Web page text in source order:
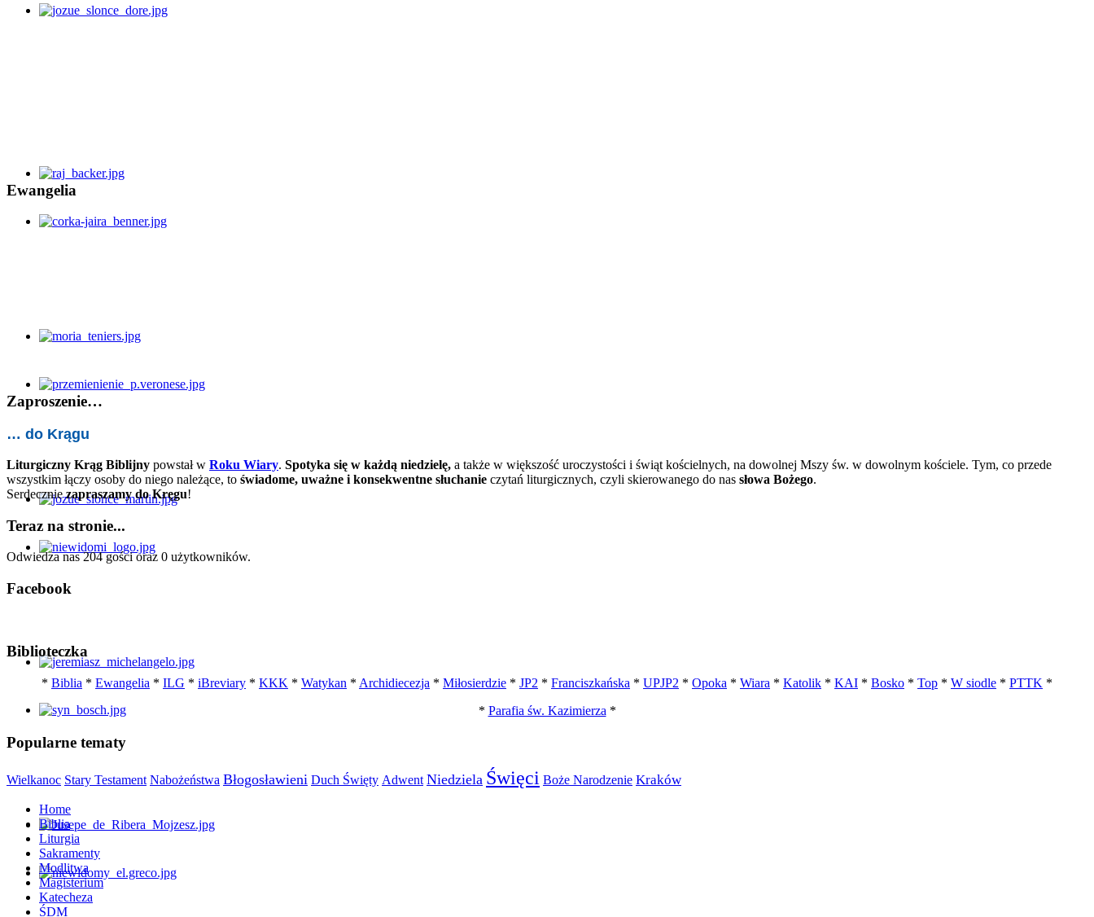
Ewangelia
Zaproszenie…
… do Krągu
Liturgiczny Krąg Biblijny powstał w Roku Wiary. Spotyka się w każdą niedzielę, a także w większość uroczystości i świąt kościelnych, na dowolnej Mszy św. w dowolnym kościele. Tym, co przede
wszystkim łączy osoby do niego należące, to świadome, uważne i konsekwentne słuchanie czytań liturgicznych, czyli skierowanego do nas słowa Bożego.
Serdeczniezapraszamy do Kręgu!
Teraz na stronie...
Odwiedza nas 204 gości oraz 0 użytkowników.
Facebook
Biblioteczka
* Biblia * Ewangelia * ILG * iBreviary * KKK * Watykan * Archidiecezja * Miłosierdzie * JP2 * Franciszkańska * UPJP2 * Opoka * Wiara * Katolik * KAI * Bosko * Top * W siodle * PTTK *
* Parafia św. Kazimierza *
Popularne tematy
Wielkanoc Stary Testament Nabożeństwa Błogosławieni Duch Święty Adwent Niedziela Święci Boże Narodzenie Kraków
Home
Biblia
Liturgia
Sakramenty
Modlitwa
Magisterium
Katecheza
ŚDM